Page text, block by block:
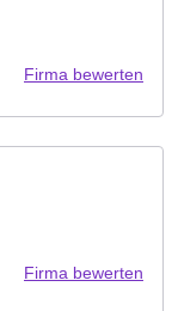
Firma bewerten
Firma bewerten